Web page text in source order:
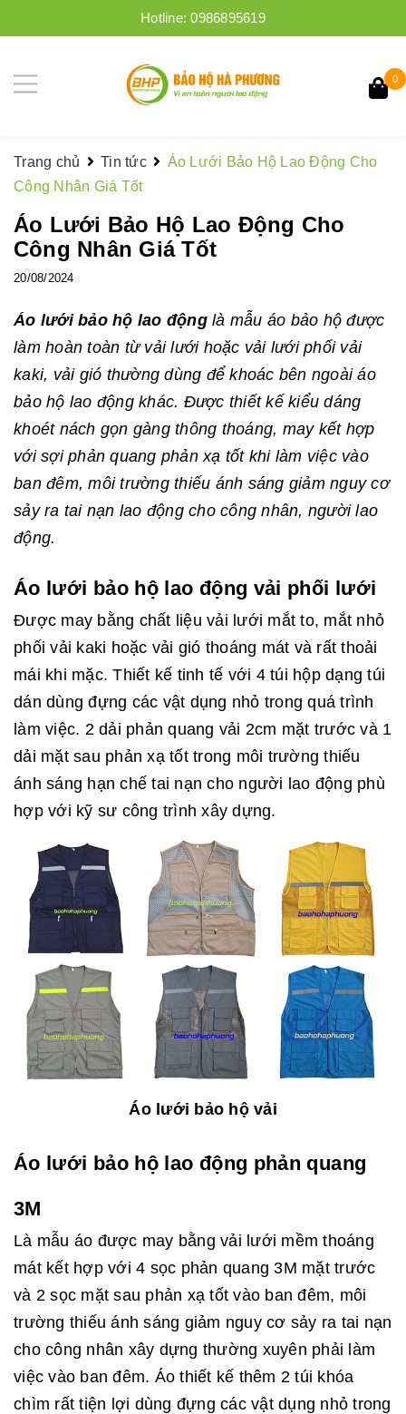
Hotline:0986895619
0
Trang chủ Tin tức
Áo Lưới Bảo Hộ Lao Động Cho
Công Nhân Giá Tốt
Áo Lưới Bảo Hộ Lao Động Cho
Công Nhân Giá Tốt
20/08/2024
Áo lưới bảo hộ lao độnglà mẫu áo bảo hộ được
làm hoàn toàn từ vải lưới hoặc vải lưới phối vải
kaki, vải gió thường dùng để khoác bên ngoài áo
bảo hộ lao động khác. Được thiết kế kiểu dáng
khoét nách gọn gàng thông thoáng, may kết hợp
với sợi phản quang phản xạ tốt khi làm việc vào
ban đêm, môi trường thiếu ánh sáng giảm nguy cơ
sảy ra tai nạn lao động cho công nhân, người lao
động.
Áo lưới bảo hộ lao động vải phối lưới
Được may bằng chất liệu vải lưới mắt to, mắt nhỏ
phối vải kaki hoặc vải gió thoáng mát và rất thoải
mái khi mặc. Thiết kế tinh tế với 4 túi hộp dạng túi
dán dùng đựng các vật dụng nhỏ trong quá trình
làm việc. 2 dải phản quang vải 2cm mặt trước và 1
dải mặt sau phản xạ tốt trong môi trường thiếu
ánh sáng hạn chế tai nạn cho người lao động phù
hợp với kỹ sư công trình xây dựng.
Áo lưới bảo hộ vải
Áo lưới bảo hộ lao động phản quang
3M
Là mẫu áo được may bằng vải lưới mềm thoáng
mát kết hợp với 4 sọc phản quang 3M mặt trước
và 2 sọc mặt sau phản xạ tốt vào ban đêm, môi
trường thiếu ánh sáng giảm nguy cơ sảy ra tai nạn
cho công nhân xây dựng thường xuyên phải làm
việc vào ban đêm. Áo thiết kế thêm 2 túi khóa
chìm rất tiện lợi dùng đựng các vật dụng nhỏ trong